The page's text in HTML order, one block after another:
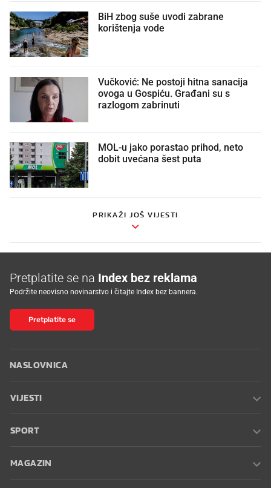
BiH zbog suše uvodi zabrane
korištenja vode
Vučković: Ne postoji hitna sanacija
ovoga u Gospiću. Građani su s
razlogom zabrinuti
MOL-u jako porastao prihod, neto
dobit uvećana šest puta
PRIKAŽI JOŠ VIJESTI
Pretplatite se na Index bez reklama
Podržite neovisno novinarstvo i čitajte Index bez bannera.
Pretplatite se
NASLOVNICA
VIJESTI
SPORT
MAGAZIN